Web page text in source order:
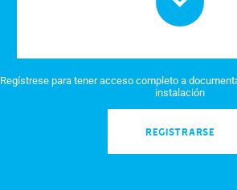
Regístrese para tener acceso completo a
instalación
REGISTRARSE